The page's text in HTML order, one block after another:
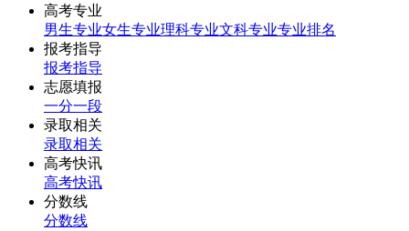
高考专业
男生专业女生专业理科专业文科专业专业排名
报考指导
报考指导
志愿填报
一分一段
录取相关
录取相关
高考快讯
高考快讯
分数线
分数线